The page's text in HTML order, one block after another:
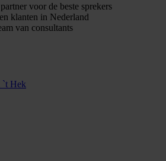
voor de beste sprekers
klanten in Nederland
van consultants
`t Hek